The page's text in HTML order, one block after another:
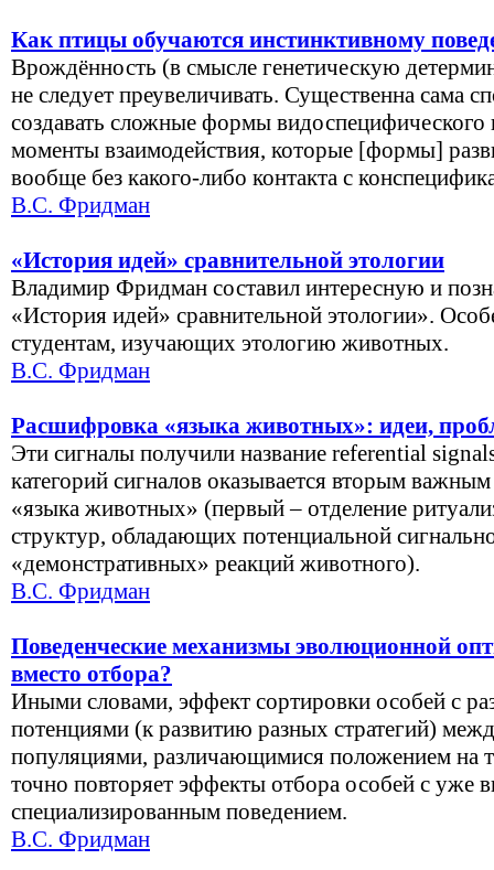
Как птицы обучаются инстинктивному
Врождённость (в смысле генетическую
не следует преувеличивать. Существенна сама
создавать сложные формы
моменты взаимодействия, которые [формы]
вообще без какого-либо контакта с
В.С. Фридман
«История идей» сравнительной этологии
Владимир Фридман составил интересную и
«История идей» сравнительной этологии».
студентам, изучающих этологию животных.
В.С. Фридман
Расшифровка «языка животных»: идеи,
Эти сигналы получили название referential
категорий сигналов оказывается вторым
«языка животных» (первый – отделение
структур, обладающих потенциальной
«демонстративных» реакций животного).
В.С. Фридман
Поведенческие механизмы эволюционной
вместо отбора?
Иными словами, эффект сортировки особей с
потенциями (к развитию разных стратегий)
популяциями, различающимися положением на
точно повторяет эффекты отбора особей с уже
специализированным поведением.
В.С. Фридман